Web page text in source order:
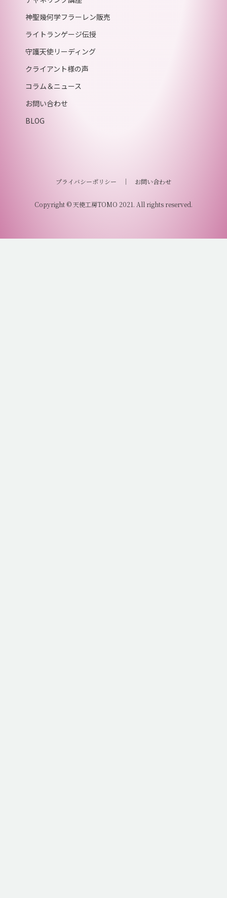
神聖幾何学フラーレン販売
ライトランゲージ伝授
守護天使リーディング
クライアント様の声
コラム＆ニュース
お問い合わせ
BLOG
プライバシーポリシー ｜ お問い合わせ
Copyright © 天使工房TOMO 2021. All rights reserved.